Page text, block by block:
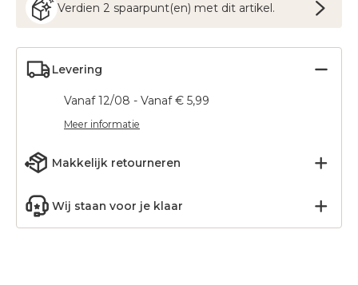
Verdien 2 spaarpunt(en) met dit artikel.
Levering
Vanaf 12/08 - Vanaf € 5,99
Meer informatie
Makkelijk retourneren
Wij staan voor je klaar